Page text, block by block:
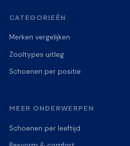
CATEGORIEËN
Merken vergelijken
Zooltypes uitleg
Schoenen per positie
MEER ONDERWERPEN
Schoenen per leeftijd